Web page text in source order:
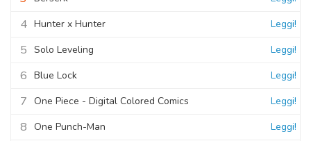
4 Hunter x Hunter Leggi!
5 Solo Leveling Leggi!
6 Blue Lock Leggi!
7 One Piece - Digital Colored Comics Leggi!
8 One Punch-Man Leggi!